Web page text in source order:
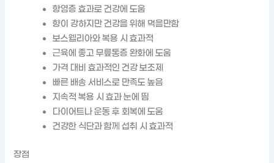
항염증 효과로 건강에 도움
향이 강하지만 건강을 위해 먹을만함
보스웰리아와 복용 시 효과적
근육에 좋고 무릎통증 완화에 도움
가격 대비 효과적인 건강 보조제
빠른 배송 서비스로 만족도 높음
지속적 복용 시 효과 눈에 띔
다이어트나 운동 후 회복에 도움
건강한 식단과 함께 섭취 시 효과적
장점